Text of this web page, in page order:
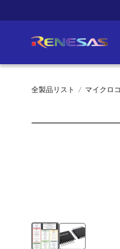
イ
ン
パ
全製品リスト マイクロ